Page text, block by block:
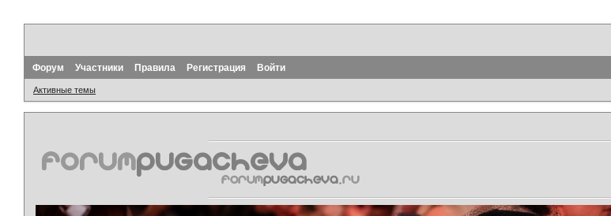
Форум Участники Правила Регистрация Войти
Активные темы